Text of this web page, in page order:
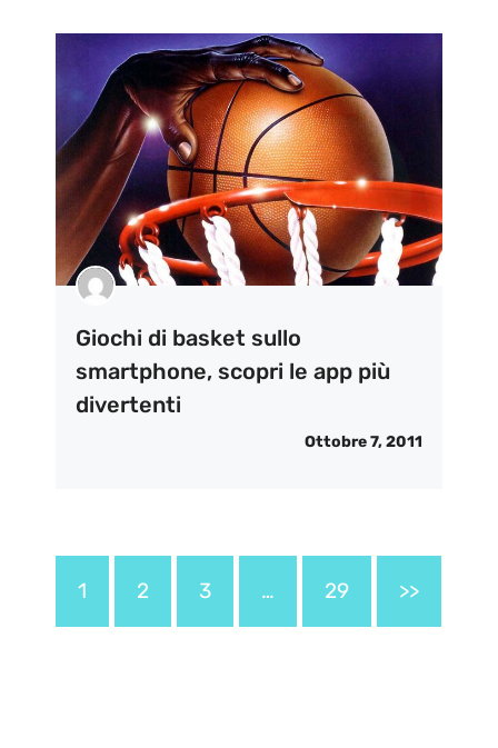
Giochi di basket sullo
smartphone, scopri le app più
divertenti
Ottobre 7, 2011
1 2 3 … 29 >>